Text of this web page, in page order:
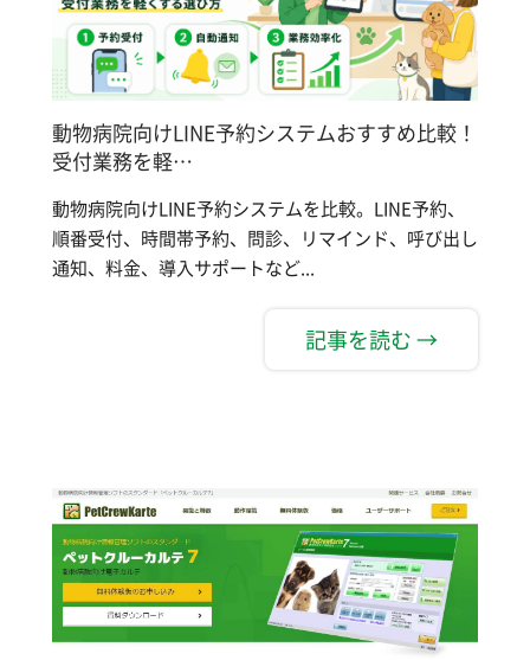
動物病院向けLINE予約システムおすすめ比較！
受付業務を軽…
動物病院向けLINE予約システムを比較。LINE予約、
順番受付、時間帯予約、問診、リマインド、呼び出し
通知、料金、導入サポートなど...
記事を読む →